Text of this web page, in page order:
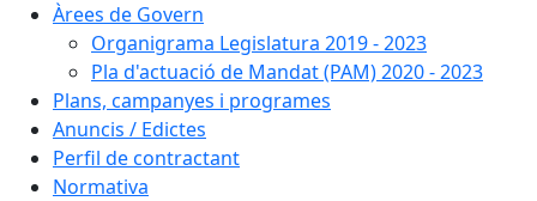
Àrees de Govern
Organigrama Legislatura 2019 - 2023
Pla d'actuació de Mandat (PAM) 2020 - 2023
Plans, campanyes i programes
Anuncis / Edictes
Perfil de contractant
Normativa